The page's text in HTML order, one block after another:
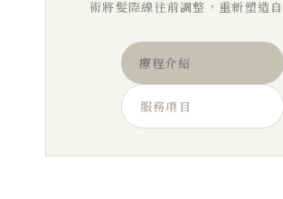
術將髮際線往前調整，重新塑造自
精神。
療程介紹
服務項目